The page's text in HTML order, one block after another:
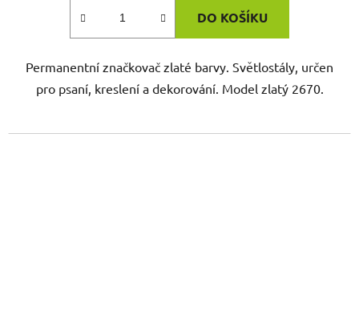
DO KOŠÍKU
Permanentní značkovač zlaté barvy. Světlostály, určen
pro psaní, kreslení a dekorování. Model zlatý 2670.